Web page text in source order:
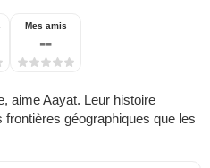
Mes amis
--
aime Aayat. Leur histoire
géographiques que les